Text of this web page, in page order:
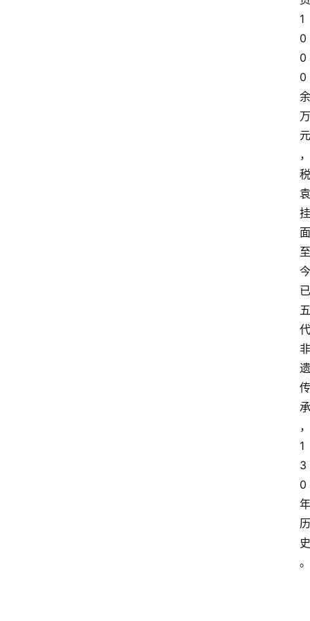
1
0
0
0
余
万
元
，
税
袁
挂
面
至
今
已
五
代
非
遗
传
承
，
1
3
0
年
历
史
。